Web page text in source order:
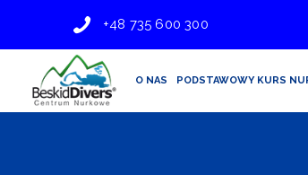
+48 735 600 300
O NAS PODSTAWOWY KURS